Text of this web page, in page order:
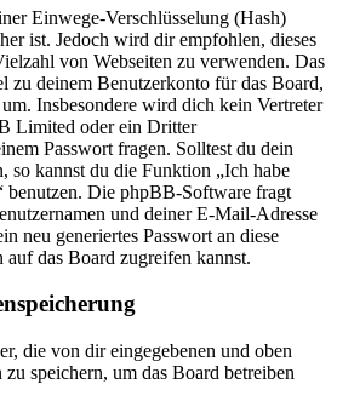
Einwege-Verschlüsselung (Hash)
ist. Jedoch wird dir empfohlen, dieses
von Webseiten zu verwenden. Das
zu deinem Benutzerkonto für das Board,
Insbesondere wird dich kein Vertreter
Limited oder ein Dritter
Passwort fragen. Solltest du dein
so kannst du die Funktion „Ich habe
benutzen. Die phpBB-Software fragt
und deiner E-Mail-Adresse
neu generiertes Passwort an diese
auf das Board zugreifen kannst.
die von dir eingegebenen und oben
speichern, um das Board betreiben